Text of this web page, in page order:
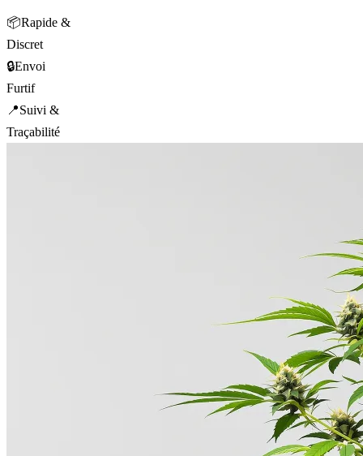
📦Rapide &
Discret
🔒Envoi
Furtif
📍Suivi &
Traçabilité